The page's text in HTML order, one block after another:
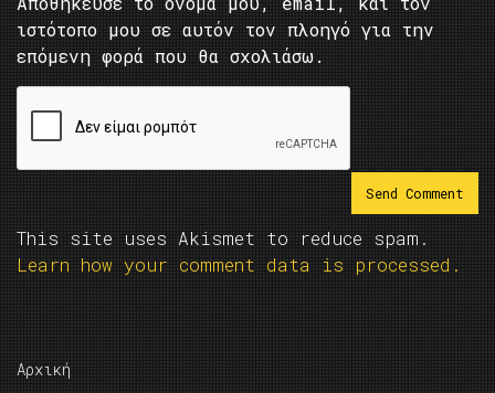
ιστότοπο μου σε αυτόν τον πλοηγό για την
επόμενη φορά που θα σχολιάσω.
This site uses Akismet to reduce spam.
Learn how your comment data is processed.
Αρχική